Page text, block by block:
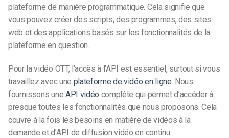
plateforme de manière programmatique. Cela signifie que
vous pouvez créer des scripts, des programmes, des sites
web et des applications basés sur les fonctionnalités de la
plateforme en question.
Pour la vidéo OTT, l’accès à l’API est essentiel, surtout si vous
travaillez avec une plateforme de vidéo en ligne. Nous
fournissons une API vidéo complète qui permet d’accéder à
presque toutes les fonctionnalités que nous proposons. Cela
couvre à la fois les besoins en matière de vidéos à la
demande et d’API de diffusion vidéo en continu.